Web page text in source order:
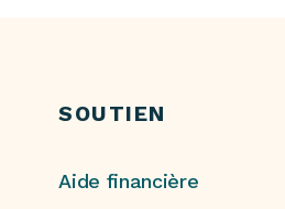
SOUTIEN
Aide financière